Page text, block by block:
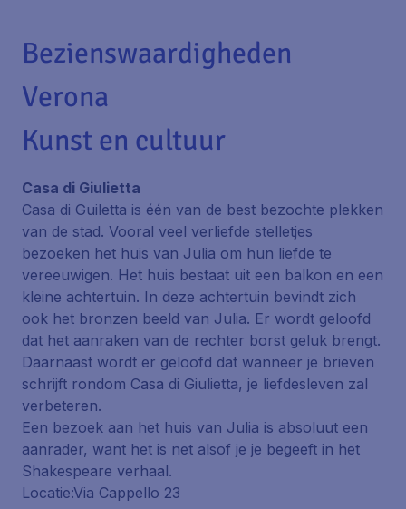
Bezienswaardigheden
Verona
Kunst en cultuur
Casa di Giulietta
Casa di Guiletta is één van de best bezochte plekken
van de stad. Vooral veel verliefde stelletjes
bezoeken het huis van Julia om hun liefde te
vereeuwigen. Het huis bestaat uit een balkon en een
kleine achtertuin. In deze achtertuin bevindt zich
ook het bronzen beeld van Julia. Er wordt geloofd
dat het aanraken van de rechter borst geluk brengt.
Daarnaast wordt er geloofd dat wanneer je brieven
schrijft rondom Casa di Giulietta, je liefdesleven zal
verbeteren.
Een bezoek aan het huis van Julia is absoluut een
aanrader, want het is net alsof je je begeeft in het
Shakespeare verhaal.
Locatie:Via Cappello 23